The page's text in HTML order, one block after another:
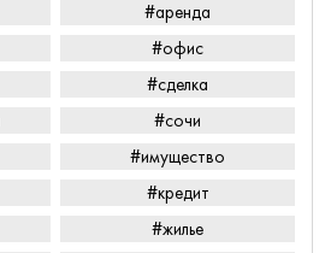
#аренда
#офис
#сделка
#сочи
#имущество
#кредит
#жилье